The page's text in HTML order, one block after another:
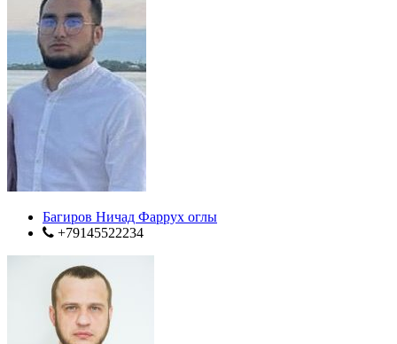
Багиров Ничад Фаррух оглы
+79145522234